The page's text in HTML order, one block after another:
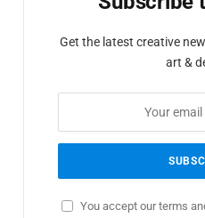
Get the latest creative
art &
You accept our terms